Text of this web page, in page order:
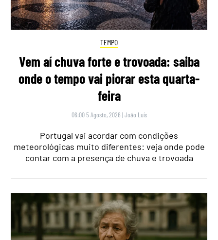
TEMPO
Vem aí chuva forte e trovoada: saiba
onde o tempo vai piorar esta quarta-
feira
06:00 5 Agosto, 2026 |João Luís
Portugal vai acordar com condições
meteorológicas muito diferentes: veja onde pode
contar com a presença de chuva e trovoada